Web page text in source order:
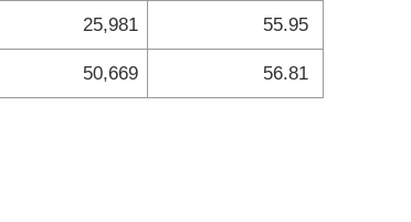
25,981 55.95
50,669 56.81